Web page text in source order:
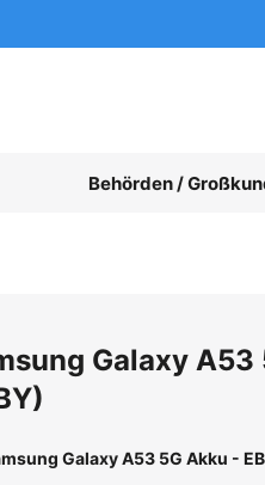
Behörden /
Galaxy A53
Galaxy A53 5G Akku -